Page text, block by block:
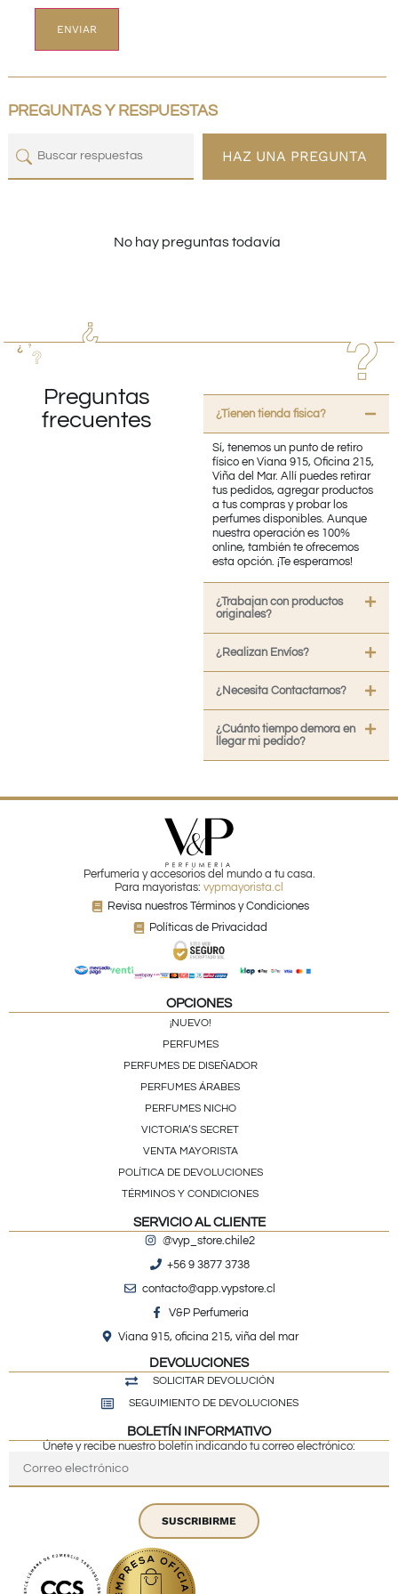
PREGUNTAS Y RESPUESTAS
HAZ UNA PREGUNTA
No hay preguntas todavía
Preguntas
frecuentes
¿Tienen tienda fisica?
Sí, tenemos un punto de retiro
físico en Viana 915, Oficina 215,
Viña del Mar. Allí puedes retirar
tus pedidos, agregar productos
a tus compras y probar los
perfumes disponibles. Aunque
nuestra operación es 100%
online, también te ofrecemos
esta opción. ¡Te esperamos!
¿Trabajan con productos
originales?
¿Realizan Envíos?
¿Necesita Contactarnos?
¿Cuánto tiempo demora en
llegar mi pedido?
Perfumería y accesorios del mundo a tu casa.
Para mayoristas: vypmayorista.cl
Revisa nuestros Términos y Condiciones
Políticas de Privacidad
OPCIONES
¡NUEVO!
PERFUMES
PERFUMES DE DISEÑADOR
PERFUMES ÁRABES
PERFUMES NICHO
VICTORIA’S SECRET
VENTA MAYORISTA
POLÍTICA DE DEVOLUCIONES
TÉRMINOS Y CONDICIONES
SERVICIO AL CLIENTE
@vyp_store.chile2
+56 9 3877 3738
contacto@app.vypstore.cl
V&P Perfumeria
Viana 915, oficina 215, viña del mar
DEVOLUCIONES
SOLICITAR DEVOLUCIÓN
SEGUIMIENTO DE DEVOLUCIONES
BOLETÍN INFORMATIVO
Únete y recibe nuestro boletín indicando tu correo electrónico:
SUSCRIBIRME